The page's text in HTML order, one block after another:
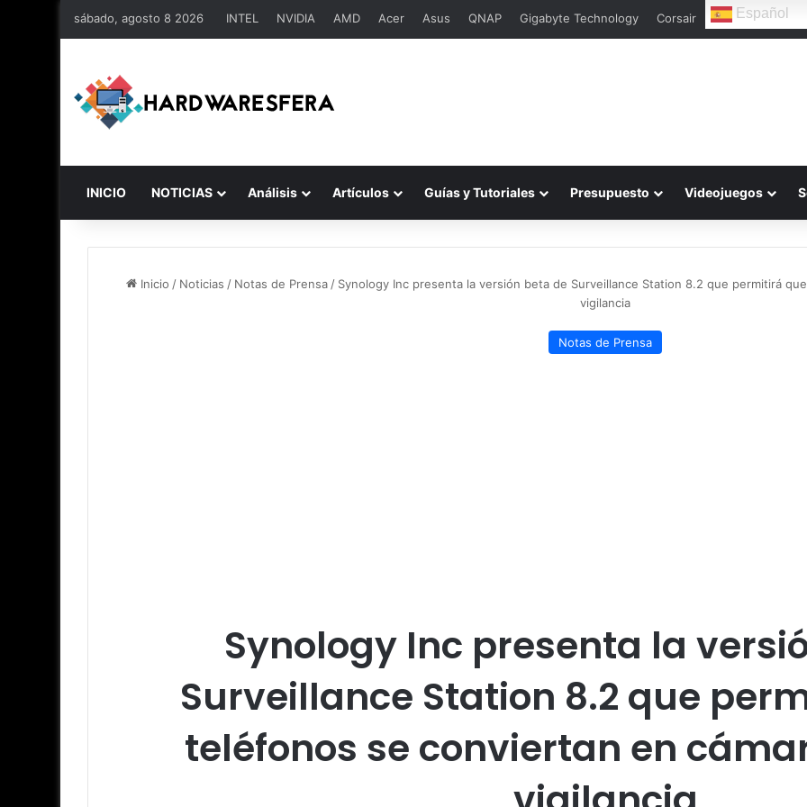
sábado, agosto 8 2026 INTEL NVIDIA AMD Acer Asus QNAP Gigabyte Technology Corsair Español
INICIO NOTICIAS Análisis Artículos Guías y Tutoriales Presupuesto Videojuegos
Inicio / Noticias / Notas de Prensa / Synology Inc presenta la versión beta de Surveillance Station 8.2 que permitirá
vigilancia
Notas de Prensa
Synology Inc presenta la
Surveillance Station 8.2 que
teléfonos se conviertan en